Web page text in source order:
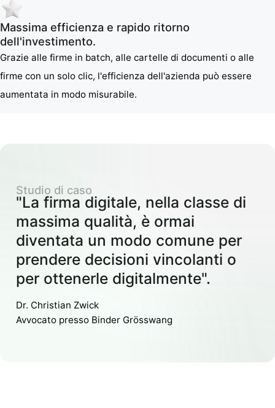
Massima efficienza e rapido ritorno
dell'investimento.
Grazie alle firme in batch, alle cartelle di documenti o alle
firme con un solo clic, l'efficienza dell'azienda può essere
aumentata in modo misurabile.
"La firma digitale, nella classe di
massima qualità, è ormai
diventata un modo comune per
prendere decisioni vincolanti o
per ottenerle digitalmente".
Studio di caso
Dr. Christian Zwick
Avvocato presso Binder Grösswang